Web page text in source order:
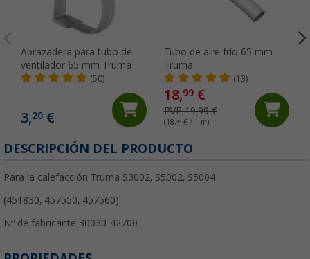
Abrazadera para tubo de
ventilador 65 mm Truma
(50)
3,20 €
Tubo de aire frío 65 mm
Truma
(13)
18,99€
PVP 19,99 €
(18,99€ / 1 m)
DESCRIPCIÓN DEL PRODUCTO
Para la calefacción Truma S3002, S5002, S5004
(451830, 457550, 457560)
Nº de fabricante 30030-42700